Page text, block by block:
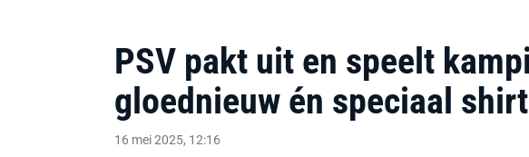
PSV pakt uit en speelt
gloednieuw én speciaal shirt
16 mei 2025, 12:16